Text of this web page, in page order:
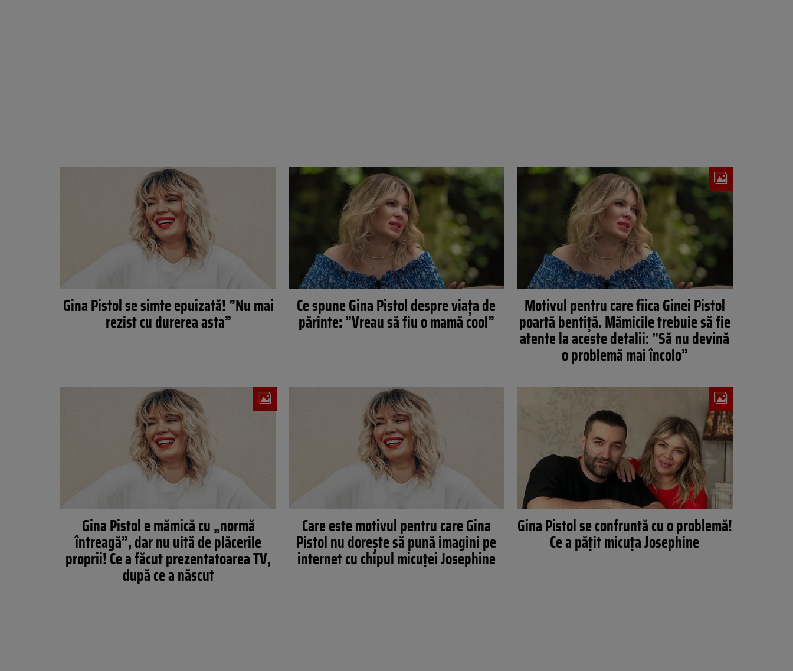
Gina Pistol se simte epuizată! ”Nu mai
rezist cu durerea asta”
Ce spune Gina Pistol despre viața de
părinte: ”Vreau să fiu o mamă cool”
Motivul pentru care fiica Ginei Pistol
poartă bentiță. Mămicile trebuie să fie
atente la aceste detalii: ”Să nu devină
o problemă mai încolo”
Gina Pistol e mămică cu „normă
întreagă”, dar nu uită de plăcerile
proprii! Ce a făcut prezentatoarea TV,
după ce a născut
Care este motivul pentru care Gina
Pistol nu dorește să pună imagini pe
internet cu chipul micuței Josephine
Gina Pistol se confruntă cu o problemă!
Ce a pățit micuța Josephine